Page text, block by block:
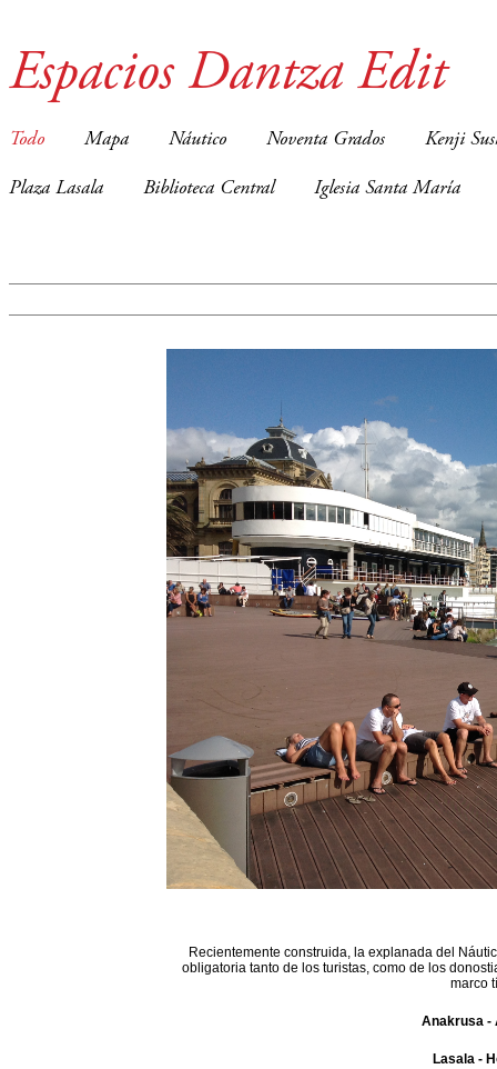
Espacios Dantza Edit
Todo Mapa Náutico Noventa Grados Kenji
Plaza Lasala Biblioteca Central Iglesia Santa María
Recientemente construida, la explanada del
obligatoria tanto de los turistas, como de los
marco
Anakrusa -
Lasala -